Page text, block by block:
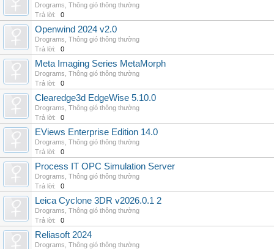
Drograms Thông gió thông thường
Trả lời:
0
Openwind 2024 v2.0
Drograms Thông gió thông thường
Trả lời:
0
Meta Imaging Series MetaMorph
Drograms Thông gió thông thường
Trả lời:
0
Clearedge3d EdgeWise 5.10.0
Drograms Thông gió thông thường
Trả lời:
0
EViews Enterprise Edition 14.0
Drograms Thông gió thông thường
Trả lời:
0
Process IT OPC Simulation Server
Drograms Thông gió thông thường
Trả lời:
0
Leica Cyclone 3DR v2026.0.1 2
Drograms Thông gió thông thường
Trả lời:
0
Reliasoft 2024
Drograms Thông gió thông thường